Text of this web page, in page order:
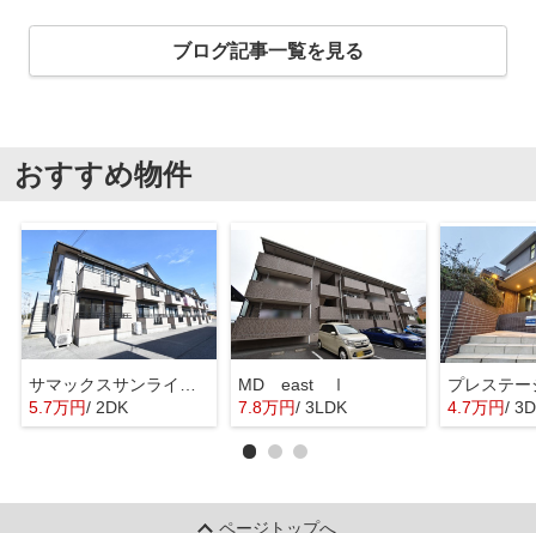
ブログ記事一覧を見る
おすすめ物件
5.7万円/ 2DK
MD east Ⅰ
7.8万円/ 3LDK
プレステー
4.7万円/
ページトップへ